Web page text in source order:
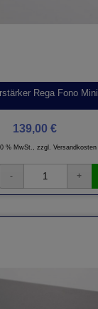
Rega Fono
139,00 €
% MwSt., zzgl. Versandkosten